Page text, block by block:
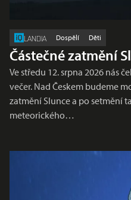
LANDIA Dospělí Děti
Částečné zatmění
Ve středu 12. srpna 2026 nás
večer. Nad Českem budeme
zatmění Slunce a po setmění
meteorického…